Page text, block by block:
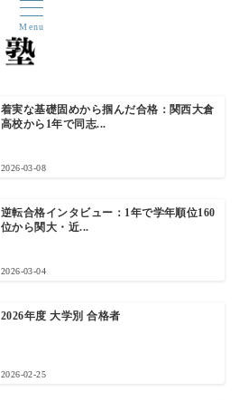
Menu
着実な基礎固めから掴んだ合格：関西大倉
高校から1年で同志...
2026-03-08
逆転合格インタビュー：1年で学年順位160
位から関大・近...
2026-03-04
2026年度 大学別 合格者
2026-02-25